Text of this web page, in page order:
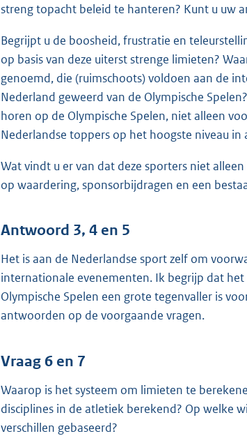
streng topacht beleid te hanteren? Kunt u uw
Begrijpt u de boosheid, frustratie en
op basis van deze uiterst strenge limieten?
genoemd, die (ruimschoots) voldoen aan de
Nederland geweerd van de Olympische
horen op de Olympische Spelen, niet alleen
Nederlandse toppers op het hoogste niveau
Wat vindt u er van dat deze sporters niet
op waardering, sponsorbijdragen en een
Antwoord 3, 4 en 5
Het is aan de Nederlandse sport zelf om
internationale evenementen. Ik begrijp dat
Olympische Spelen een grote tegenvaller is
antwoorden op de voorgaande vragen.
Vraag 6 en 7
Waarop is het systeem om limieten te
disciplines in de atletiek berekend? Op welke
verschillen gebaseerd?